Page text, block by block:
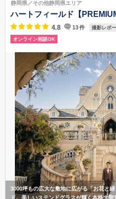
054-270-7511
静岡県／その他静岡県エリア
ハートフィールド【
4.8 13件 撮影レポ
オンライン相談OK
3000坪もの広大な敷地に広がる「お花と
ド。美しいステンドグラスが輝く本格大